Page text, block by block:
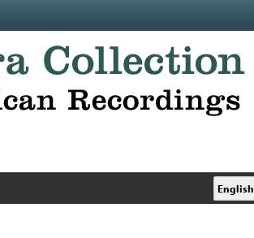
English